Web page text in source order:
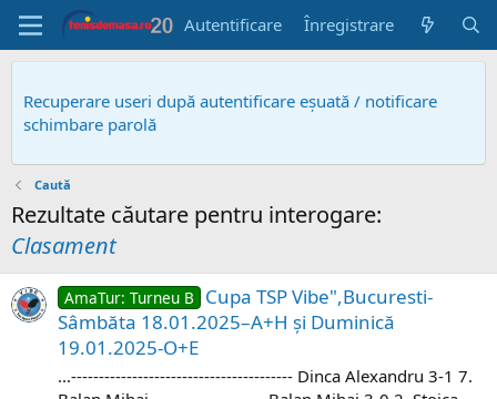
Autentificare Înregistrare
Recuperare useri după autentificare eșuată / notificare
schimbare parolă
Caută
Rezultate căutare pentru interogare:
Clasament
AmaTur: Turneu B
Cupa TSP Vibe",Bucuresti-
Sâmbăta 18.01.2025–A+H și Duminică
19.01.2025-O+E
...---------------------------------------- Dinca Alexandru 3-1 7.